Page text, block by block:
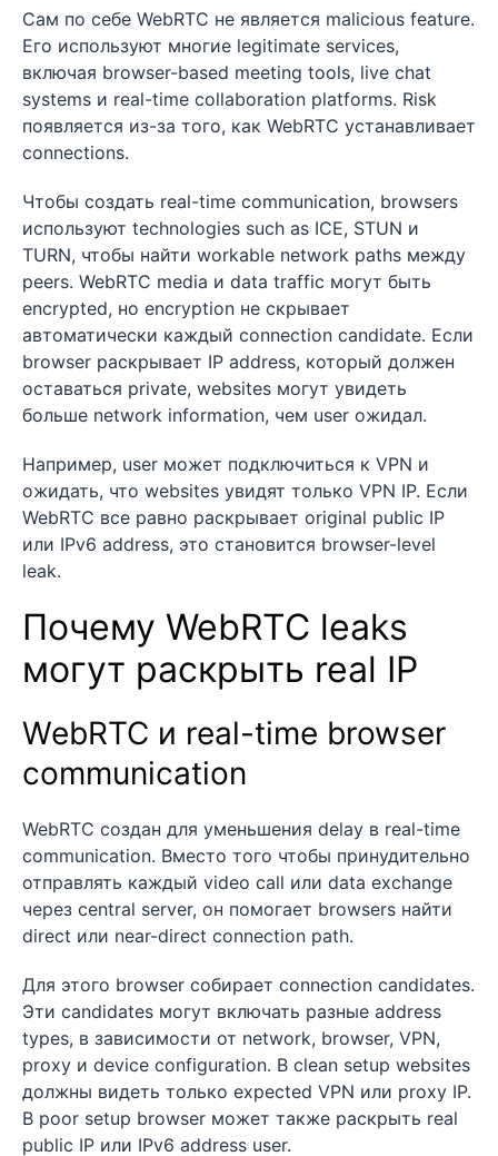
Сам по себе WebRTC не является malicious feature.
Его используют многие legitimate services,
включая browser-based meeting tools, live chat
systems и real-time collaboration platforms. Risk
появляется из-за того, как WebRTC устанавливает
connections.
Чтобы создать real-time communication, browsers
используют technologies such as ICE, STUN и
TURN, чтобы найти workable network paths между
peers. WebRTC media и data traffic могут быть
encrypted, но encryption не скрывает
автоматически каждый connection candidate. Если
browser раскрывает IP address, который должен
оставаться private, websites могут увидеть
больше network information, чем user ожидал.
Например, user может подключиться к VPN и
ожидать, что websites увидят только VPN IP. Если
WebRTC все равно раскрывает original public IP
или IPv6 address, это становится browser-level
leak.
Почему WebRTC leaks
могут раскрыть real IP
WebRTC и real-time browser
communication
WebRTC создан для уменьшения delay в real-time
communication. Вместо того чтобы принудительно
отправлять каждый video call или data exchange
через central server, он помогает browsers найти
direct или near-direct connection path.
Для этого browser собирает connection candidates.
Эти candidates могут включать разные address
types, в зависимости от network, browser, VPN,
proxy и device configuration. В clean setup websites
должны видеть только expected VPN или proxy IP.
В poor setup browser может также раскрыть real
public IP или IPv6 address user.